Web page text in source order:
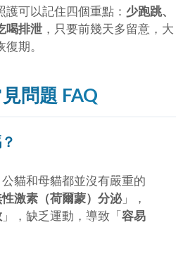
可以記住四個重點： 少跑跳、
喝排泄 ，只要前幾天多留意，大
期。
問題 FAQ
貓和母貓都並沒有嚴重的
性激素（荷爾蒙）分泌」，
」，缺乏運動，導致「 容易